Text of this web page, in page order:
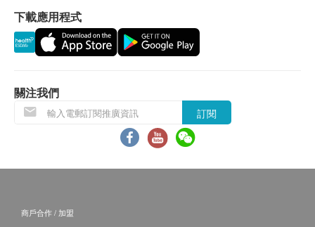
退換條款：
當顧客收取已訂購之貨品時，有責任檢查貨品是否
有損毀情況，一經確認簽收，恕不接受退換。
或過期退回，供應商有權不受理。
如有其他損壞或遺漏查詢，顧客必須保留有效收據
正本，並於送貨後3個工作天內按下列方式聯絡
HOME@dd® 客戶服務部跟進。
下載應用程式
關注我們
訂閱
商戶合作 / 加盟